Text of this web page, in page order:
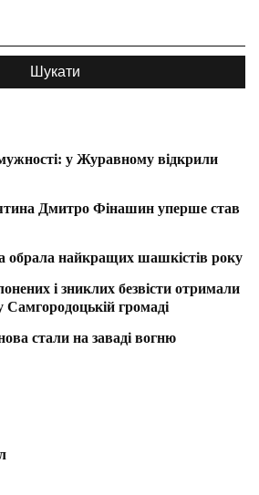
у Журавному відкрили
Дмитро Фінашин уперше став
обрала найкращих шашкістів року
і зниклих безвісти отримали
Самгородоцькій громаді
стали на заваді вогню